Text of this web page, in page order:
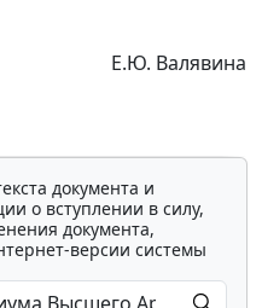
Е.Ю. Валявина
документа и
о вступлении в силу,
документа,
версии системы